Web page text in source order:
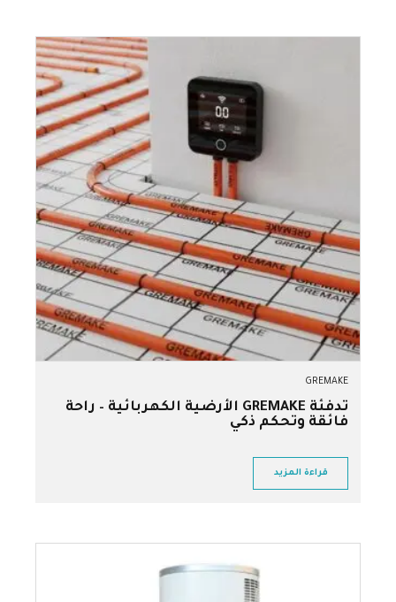
GREMAKE
تدفئة GREMAKE الأرضية الكهربائية – راحة
فائقة وتحكم ذكي
قراءة المزيد